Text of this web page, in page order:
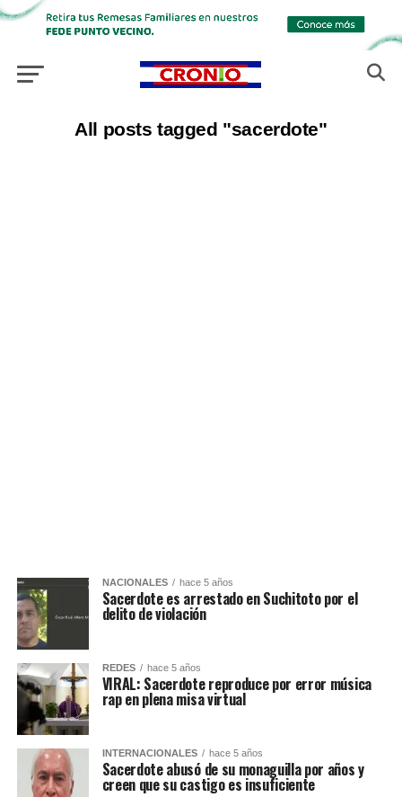
All posts tagged "sacerdote"
NACIONALES hace 5 años
Sacerdote es arrestado en Suchitoto por el
delito de violación
REDES hace 5 años
VIRAL: Sacerdote reproduce por error música
rap en plena misa virtual
INTERNACIONALES hace 5 años
Sacerdote abusó de su monaguilla por años y
creen que su castigo es insuficiente